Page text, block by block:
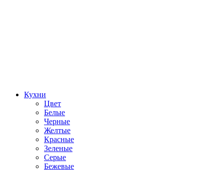
Кухни
Цвет
Белые
Черные
Желтые
Красные
Зеленые
Серые
Бежевые